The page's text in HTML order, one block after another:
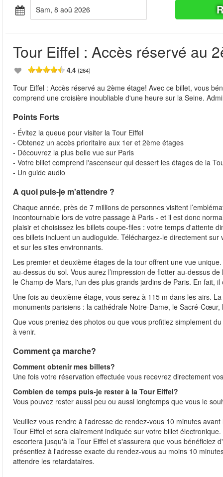
sam, 8 aoû 2026
Tour Eiffel : Accès réservé au
4.4 (264)
Tour Eiffel : Accès réservé au 2ème étage! Avec ce billet, vous
comprend une croisière inoubliable d'une heure sur la Seine.
Points Forts
- Évitez la queue pour visiter la Tour Eiffel
- Obtenez un accès prioritaire aux 1er et 2ème étages
- Découvrez la plus belle vue sur Paris
- Votre billet comprend l'ascenseur qui dessert les étages de la
- Un guide audio
A quoi puis-je m'attendre ?
Chaque année, près de 7 millions de personnes visitent
incontournable lors de votre passage à Paris - et il est donc
plaisir et choisissez les billets coupe-files : votre temps d'attente
ces billets incluent un audioguide. Téléchargez-le directement
et sur les sites environnants.
Les premier et deuxième étages de la tour offrent une vue
au-dessus du sol. Vous aurez l’impression de flotter au-dessus
le Champ de Mars, l'un des plus grands jardins de Paris. En fait,
Une fois au deuxième étage, vous serez à 115 m dans les airs.
monuments parisiens : la cathédrale Notre-Dame, le Sacré-
Que vous preniez des photos ou que vous profitiez simplement
à venir.
Comment ça marche?
Comment obtenir mes billets?
Une fois votre réservation effectuée vous recevrez directement
Combien de temps puis-je rester à la Tour Eiffel?
Vous pouvez rester aussi peu ou aussi longtemps que vous le
Veuillez vous rendre à l'adresse de rendez-vous 10 minutes
Tour Eiffel et sera clairement indiquée sur votre billet
escortera jusqu'à la Tour Eiffel et s'assurera que vous bénéficiez
présentiez à l'adresse exacte du rendez-vous au moins 10
attendre les retardataires.